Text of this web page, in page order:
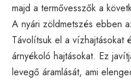
majd a termővesszők a
A nyári zöldmetszés ebben
Távolítsuk el a vízhajtásokat
árnyékoló hajtásokat. Ez
levegő áramlását, ami